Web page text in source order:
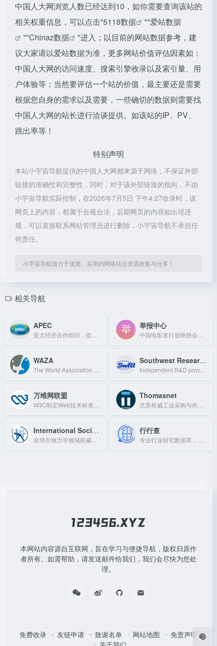
中国人大网浏览人数已经达到10，如你需要查询该站的
相关权重信息，可以点击"5118数据 ""爱站数据
""Chinaz数据
"进入；以目前的网站数据参考，建
议大家请以爱站数据为准，更多网站价值评估因素如：
中国人大网的访问速度、搜索引擎收录以及索引量、用
户体验等；当然要评估一个站的价值，最主要还是需要
根据您自身的需求以及需要，一些确切的数据则需要找
中国人大网的站长进行洽谈提供。如该站的IP、PV、
跳出率等！
特别声明
本站小宇宙导航提供的中国人大网都来源于网络，不保证外部
链接的准确性和完整性，同时，对于该外部链接的指向，不由
小宇宙导航实际控制，在2026年7月5日 下午4:27收录时，该
网页上的内容，都属于合规合法，后期网页的内容如出现违
规，可以直接联系网站管理员进行删除，小宇宙导航不承担任
何责任。
小宇宙导航致力于优质、实用的网络站点资源收集与分享！
相关导航
APEC 举报中心
WAZA Southwest Research Institute
万维网联盟 Thomasnet
International Society of Biomechanics 行行查
本网站内容源自互联网，旨在学习与便捷导航，版权归原作
者所有。如需帮助，请发送邮件给我们，我们会尽快为您处
理。
免费收录 友链申请 致谢名单 网站地图
免责声明